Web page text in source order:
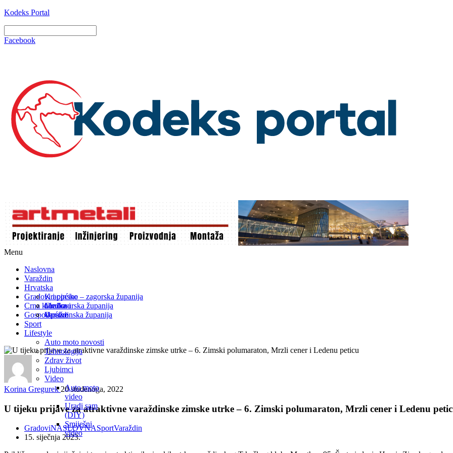
Kodeks Portal
Facebook
Menu
Naslovna
Varaždin
Hrvatska
Krapinsko – zagorska županija
Međimurska županija
Varaždinska županija
Gradovi i općine
Gradovi
Općine
Crna kronika
Gospodarstvo
Sport
Lifestyle
Auto moto novosti
Tehnologija
Zdrav život
Ljubimci
Video
Auto moto
video
Uradi sam
(DIY)
Smiješni
video
Korina Gregurek 20 studenoga, 2022
U tijeku prijave za atraktivne varaždinske zimske utrke – 6. Zimski polumaraton, Mrzli cener i Ledenu
GradoviNASLOVNASportVaraždin
15. siječnja 2023.